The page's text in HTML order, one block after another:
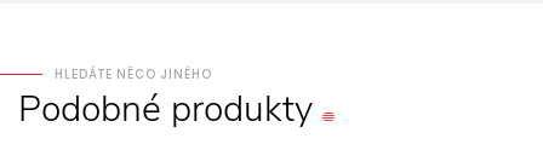
HLEDÁTE NĚCO JINÉHO
Podobné produkty